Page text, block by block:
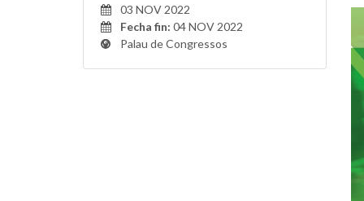
03 NOV 2022
Fecha fin: 04 NOV 2022
Palau de Congressos